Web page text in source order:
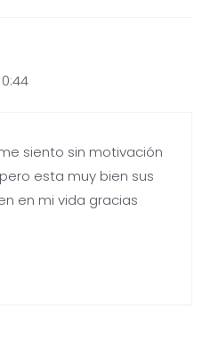
siento sin motivación
esta muy bien sus
en mi vida gracias